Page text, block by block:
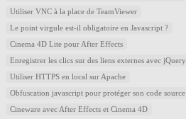
Utiliser VNC à la place de TeamViewer
Le point virgule est-il obligatoire en Javascript ?
Cinema 4D Lite pour After Effects
Enregistrer les clics sur des liens externes avec jQuery
Utiliser HTTPS en local sur Apache
Obfuscation javascript pour protéger son code source
Cineware avec After Effects et Cinema 4D